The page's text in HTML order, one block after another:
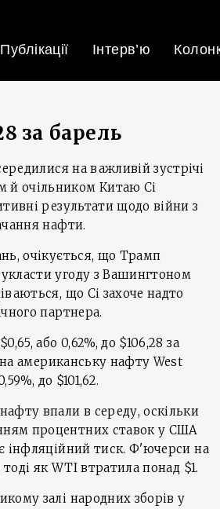
Публікації Інтерв’ю
за барель
на важливій зустрічі
очільником Китаю Сі
результати щодо війни з
нафти.
очікується, що Трамп
угоду з Вашингтоном
що Сі захоче надто
партнера.
або 0,62%, до $106,28 за
американську нафту West
до $101,62.
впали в середу, оскільки
процентних ставок у США
інфляційний тиск. Ф'ючерси на
як WTI втратила понад $1.
залі народних зборів у